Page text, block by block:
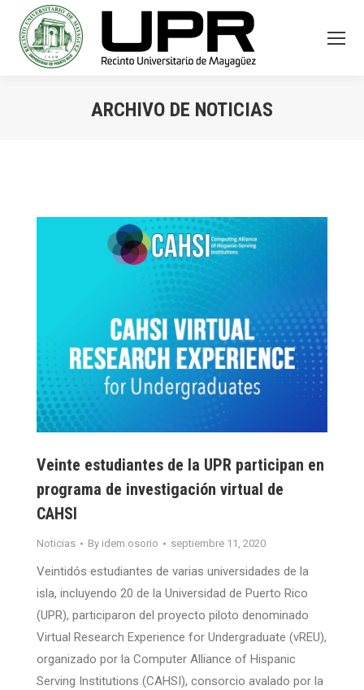
ARCHIVO DE NOTICIAS
Veinte estudiantes de la UPR participan en
programa de investigación virtual de
CAHSI
Noticias By idem.osorio septiembre 11, 2020
Veintidós estudiantes de varias universidades de la
isla, incluyendo 20 de la Universidad de Puerto Rico
(UPR), participaron del proyecto piloto denominado
Virtual Research Experience for Undergraduate (vREU),
organizado por la Computer Alliance of Hispanic
Serving Institutions (CAHSI), consorcio avalado por la